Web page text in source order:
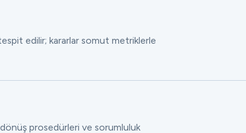
edilir; kararlar somut metriklerle
prosedürleri ve sorumluluk